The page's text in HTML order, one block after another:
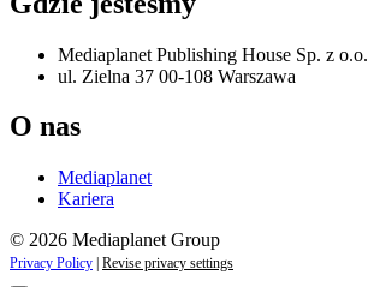
Mediaplanet Publishing House Sp. z o.o.
ul. Zielna 37 00-108 Warszawa
O nas
Mediaplanet
Kariera
© 2026 Mediaplanet Group
Privacy Policy Revise privacy settings